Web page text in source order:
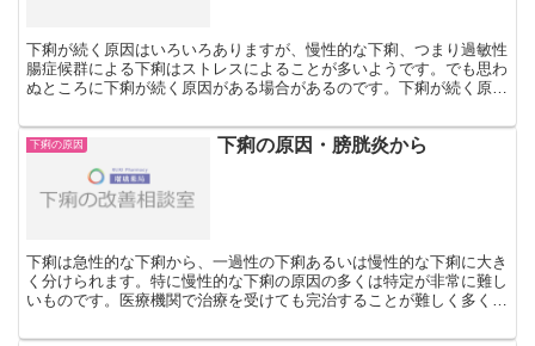
下痢が続く原因はいろいろありますが、慢性的な下痢、つまり過敏性
腸症候群による下痢はストレスによることが多いようです。でも思わ
ぬところに下痢が続く原因がある場合があるのです。下痢が続く原因
下痢の原因 下痢の原因・膀胱炎から
下痢は急性的な下痢から、一過性の下痢あるいは慢性的な下痢に大き
く分けられます。特に慢性的な下痢の原因の多くは特定が非常に難し
いものです。医療機関で治療を受けても完治することが難しく多くの